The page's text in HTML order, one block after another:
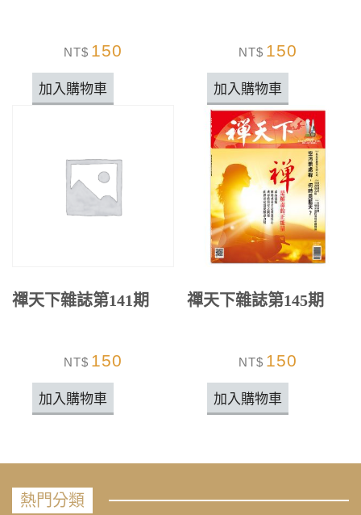
NT$ 150
加入購物車
NT$ 150
加入購物車
禪天下雜誌第141期
NT$ 150
加入購物車
禪天下雜誌第145期
NT$ 150
加入購物車
熱門分類